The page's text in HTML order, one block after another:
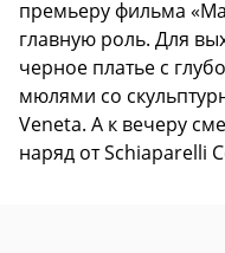
премьеру фильма
главную роль. Для
черное платье с
мюлями со
Veneta. А к вечеру
наряд от Schiaparelli